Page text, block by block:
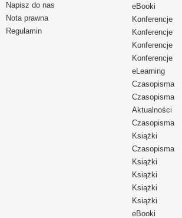
Napisz do nas
Nota prawna
Regulamin
eBooki
Konferencje
Konferencje
Konferencje
Konferencje
eLearning
Czasopisma
Czasopisma
Aktualności
Czasopisma
Książki
Czasopisma
Książki
Książki
Książki
Książki
eBooki